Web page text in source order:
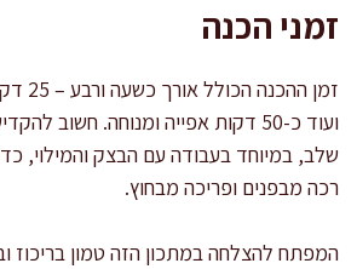
זמני הכנה
זמן
ועוד כ-50 דקות אפייה ומנוחה. חשוב
שלב, במיוחד בעבודה עם הבצק והמילוי,
רכה מבפנים ופריכה מבחוץ.
המפתח להצלחה במתכון הזה טמון בריכוז